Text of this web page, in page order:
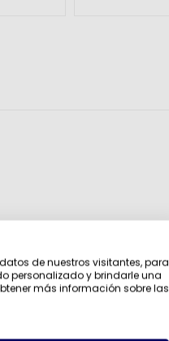
de nuestros visitantes, para
personalizado y brindarle una
más información sobre las